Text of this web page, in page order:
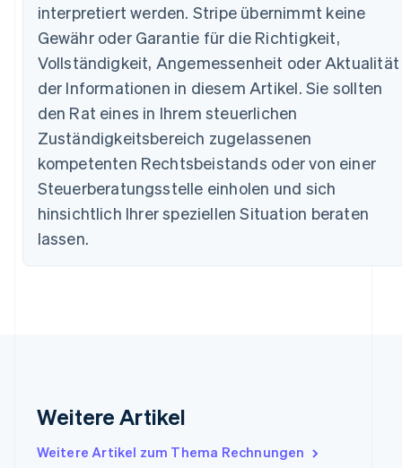
interpretiert werden. Stripe übernimmt keine
Gewähr oder Garantie für die Richtigkeit,
Vollständigkeit, Angemessenheit oder Aktualität
der Informationen in diesem Artikel. Sie sollten
den Rat eines in Ihrem steuerlichen
Zuständigkeitsbereich zugelassenen
kompetenten Rechtsbeistands oder von einer
Steuerberatungsstelle einholen und sich
hinsichtlich Ihrer speziellen Situation beraten
lassen.
Weitere Artikel
Weitere Artikel zum Thema Rechnungen
Australien
English
Belgien
Nederlands Français Deutsch
Brasilien
PortuguêsEnglish
Bulgarien
Dänemark
English
Deutschland
Deutsch English
Estland
Griechenland